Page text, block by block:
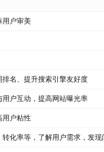
用户审美
名、提升搜索引擎友好度
户互动，提高网站曝光率
用户粘性
化率等，了解用户需求，发现